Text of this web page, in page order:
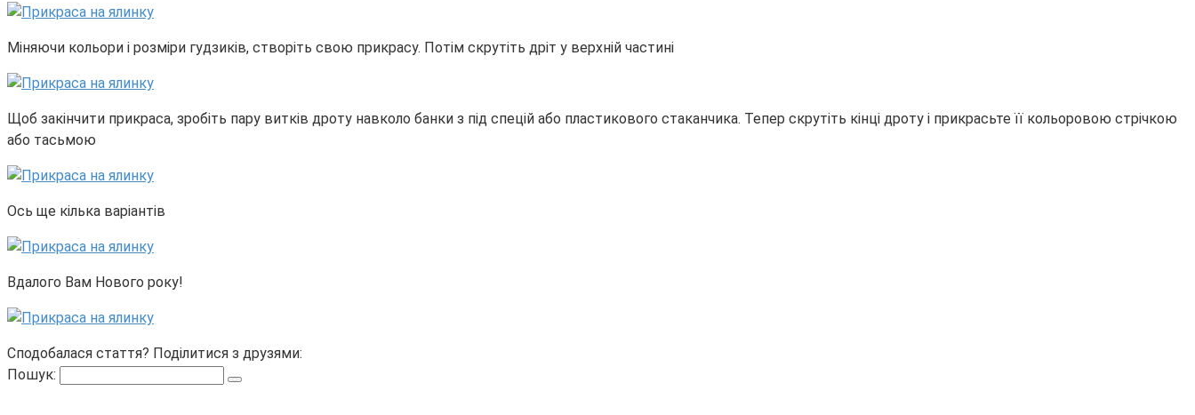
Міняючи кольори і розміри гудзиків, створіть свою прикрасу. Потім скрутіть дріт у верхній частині
Щоб закінчити прикраса, зробіть пару витків дроту навколо банки з під спецій або пластикового стаканчика. Тепер скрутіть кінці дроту і прикрасьте її кольоровою стрічкою
або тасьмою
Ось ще кілька варіантів
Вдалого Вам Нового року!
Сподобалася стаття? Поділитися з друзями:
Пошук: